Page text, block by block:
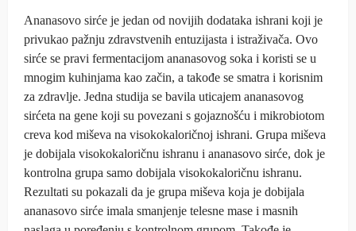
Ananasovo sirće je jedan od novijih dodataka ishrani koji je
privukao pažnju zdravstvenih entuzijasta i istraživača. Ovo
sirće se pravi fermentacijom ananasovog soka i koristi se u
mnogim kuhinjama kao začin, a takođe se smatra i korisnim
za zdravlje. Jedna studija se bavila uticajem ananasovog
sirćeta na gene koji su povezani s gojaznošću i mikrobiotom
creva kod miševa na visokokaloričnoj ishrani. Grupa miševa
je dobijala visokokaloričnu ishranu i ananasovo sirće, dok je
kontrolna grupa samo dobijala visokokaloričnu ishranu.
Rezultati su pokazali da je grupa miševa koja je dobijala
ananasovo sirće imala smanjenje telesne mase i masnih